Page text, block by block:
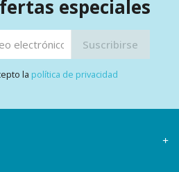
especiales
la política de privacidad